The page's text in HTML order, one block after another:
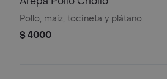
Pollo, maíz, tocineta y plátano.
$ 4000